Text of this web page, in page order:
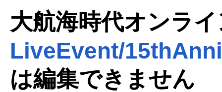
大航海時代オンラ
LiveEvent/
は編集できません